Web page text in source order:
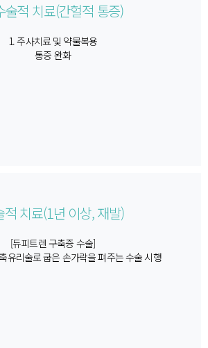
술적 치료(간헐적 통증)
1. 주사치료 및 약물복용​
통증 완화​
적 치료(1년 이상, 재발)
[듀피트렌 구축증 수술]
유리술로 굽은 손가락을​ 펴주는 수술 시행​